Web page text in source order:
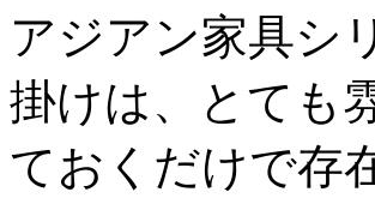
アジアン家具シ
掛けは、とても
ておくだけで存